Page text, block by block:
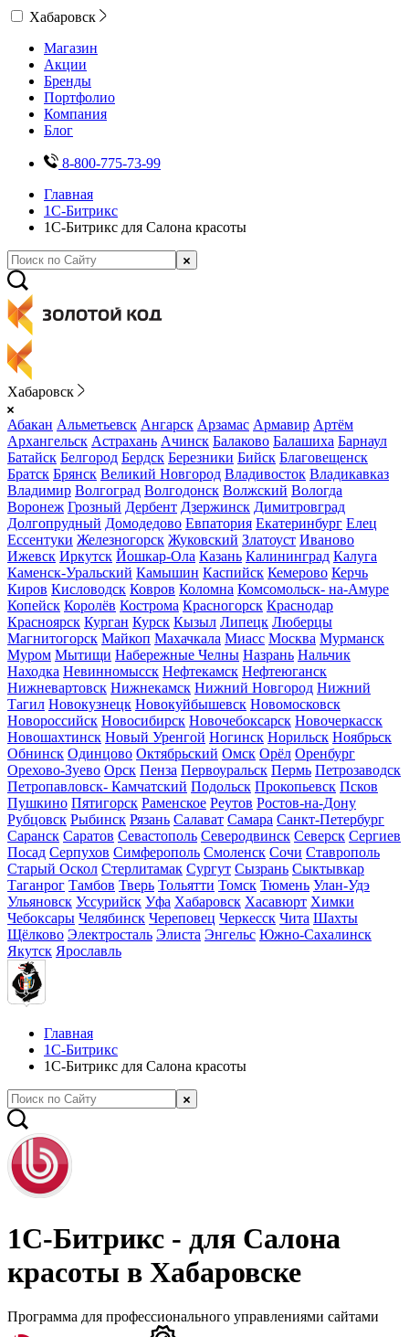
Хабаровск
Магазин
Акции
Бренды
Портфолио
Компания
Блог
8-800-775-73-99
Главная
1С-Битрикс
1С-Битрикс для Салона красоты
Хабаровск
Абакан Альметьевск Ангарск Арзамас Армавир Артём
Архангельск Астрахань Ачинск Балаково Балашиха Барнаул
Батайск Белгород Бердск Березники Бийск Благовещенск
Братск Брянск Великий Новгород Владивосток Владикавказ
Владимир Волгоград Волгодонск Волжский Вологда
Воронеж Грозный Дербент Дзержинск Димитровград
Долгопрудный Домодедово Евпатория Екатеринбург Елец
Ессентуки Железногорск Жуковский Златоуст Иваново
Ижевск Иркутск Йошкар-Ола Казань Калининград Калуга
Каменск-Уральский Камышин Каспийск Кемерово Керчь
Киров Кисловодск Ковров Коломна Комсомольск- на-Амуре
Копейск Королёв Кострома Красногорск Краснодар
Красноярск Курган Курск Кызыл Липецк Люберцы
Магнитогорск Майкоп Махачкала Миасс Москва Мурманск
Муром Мытищи Набережные Челны Назрань Нальчик
Находка Невинномысск Нефтекамск Нефтеюганск
Нижневартовск Нижнекамск Нижний Новгород Нижний
Тагил Новокузнецк Новокуйбышевск Новомосковск
Новороссийск Новосибирск Новочебоксарск Новочеркасск
Новошахтинск Новый Уренгой Ногинск Норильск Ноябрьск
Обнинск Одинцово Октябрьский Омск Орёл Оренбург
Орехово-Зуево Орск Пенза Первоуральск Пермь Петрозаводск
Петропавловск- Камчатский Подольск Прокопьевск Псков
Пушкино Пятигорск Раменское Реутов Ростов-на-Дону
Рубцовск Рыбинск Рязань Салават Самара Санкт-Петербург
Саранск Саратов Севастополь Северодвинск Северск Сергиев
Посад Серпухов Симферополь Смоленск Сочи Ставрополь
Старый Оскол Стерлитамак Сургут Сызрань Сыктывкар
Таганрог Тамбов Тверь Тольятти Томск Тюмень Улан-Удэ
Ульяновск Уссурийск Уфа Хабаровск Хасавюрт Химки
Чебоксары Челябинск Череповец Черкесск Чита Шахты
Щёлково Электросталь Элиста Энгельс Южно-Сахалинск
Якутск Ярославль
Главная
1С-Битрикс
1С-Битрикс для Салона красоты
1С-Битрикс - для Салона
красоты в Хабаровске
Программа для профессионального управлениями сайтами